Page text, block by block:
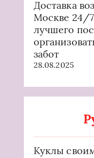
Доставка
Москве 24/
лучшего
забот
28.08.2025
Куклы